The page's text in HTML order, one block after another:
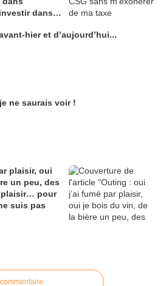
dans
hier et d’aujourd’hui...
ne saurais voir !
plaisir, oui
un peu, des
plaisir… pour
suis pas